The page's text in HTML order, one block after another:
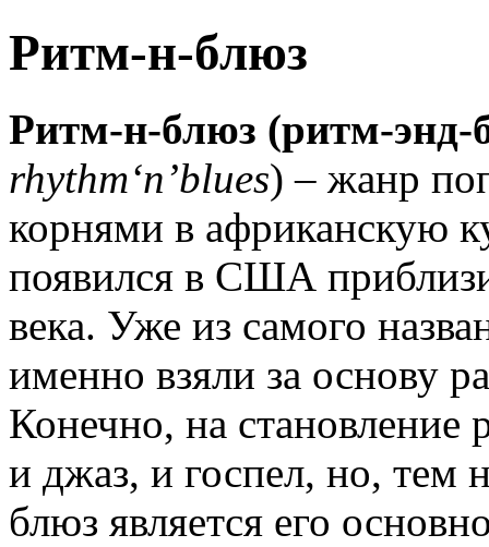
Ритм-н-блюз
Ритм-н-блюз (ритм-энд-
rhythm‘n’blues) – жанр
корнями в африканскую
появился в США
века. Уже из самого
именно взяли за основу
Конечно, на становление
и джаз, и госпел, но, тем
блюз является его